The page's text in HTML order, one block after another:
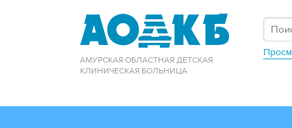
АМУРСКАЯ ОБЛАСТНАЯ ДЕТСКАЯ
КЛИНИЧЕСКАЯ БОЛЬНИЦА